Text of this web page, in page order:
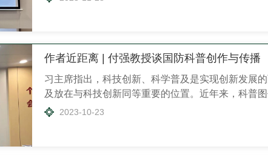
作者近距离 | 付强教授谈国防科普创作与传播
习主席指出，科技创新、科学普及是实现创新发展
及放在与科技创新同等重要的位置。近年来，科普图
培养科普人创作能力的重要性尤为突出。国防科技大
2023-10-23